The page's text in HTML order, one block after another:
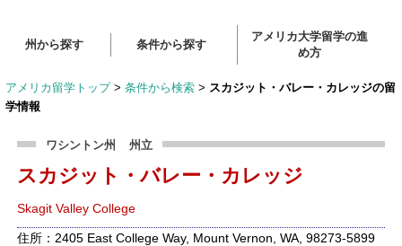
州から探す 条件から探す
アメリカ大学留学の進
め方
アメリカ留学トップ > 条件から検索 > スカジット・バレー・カレッジの留
学情報
ワシントン州 州立
スカジット・バレー・カレッジ
Skagit Valley College
住所：2405 East College Way, Mount Vernon, WA, 98273-5899